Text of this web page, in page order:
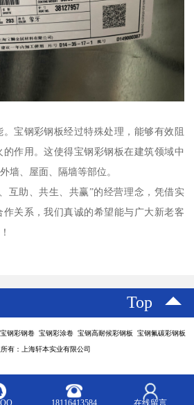
宝钢彩钢板经过特殊处理，能够有效阻
的作用。这使得宝钢彩钢板在建筑领域中
墙、屋面、隔墙等部位。
互助、共生、共赢”的经营理念，凭借实
关系，我们真诚的希望能与广大新老客
Top
钢彩钢卷 宝钢彩涂卷 宝钢高耐候彩钢板 宝钢氟碳彩钢板
有：上海轩本实业有限公司
18116413584 在线留言